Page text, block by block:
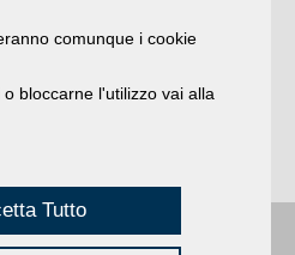
spesso ardua
specializzati che
desiderio è quello di
con professionisti in
operativo”, conclude Pietro
registrata presso il Tribunale di Rimini
comunque i cookie
bloccarne l'utilizzo vai alla
Tutto